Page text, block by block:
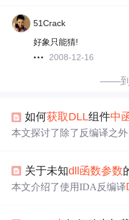
51Crack
好象只能猜!
2008-12-16
——
如何获取DLL组件中
本文探讨了除了反编译之
关于未知dll函数参数
本文介绍了使用IDA反编译